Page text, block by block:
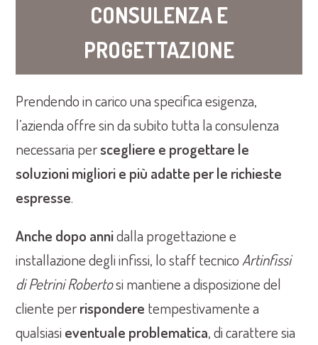
CONSULENZA E
PROGETTAZIONE
Prendendo in carico una specifica esigenza,
l’azienda offre sin da subito tutta la consulenza
necessaria perscegliere e progettare le
soluzioni migliori e più adatte per le richieste
espresse.
Anche dopo annidalla progettazione e
installazione degli infissi, lo staff tecnico Artinfissi
di Petrini Robertosi mantiene a disposizione del
cliente perrispondere tempestivamente a
qualsiasi eventuale problematica, di carattere sia